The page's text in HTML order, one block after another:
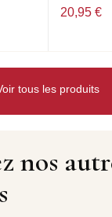
20,95 €
tous les produits
nos